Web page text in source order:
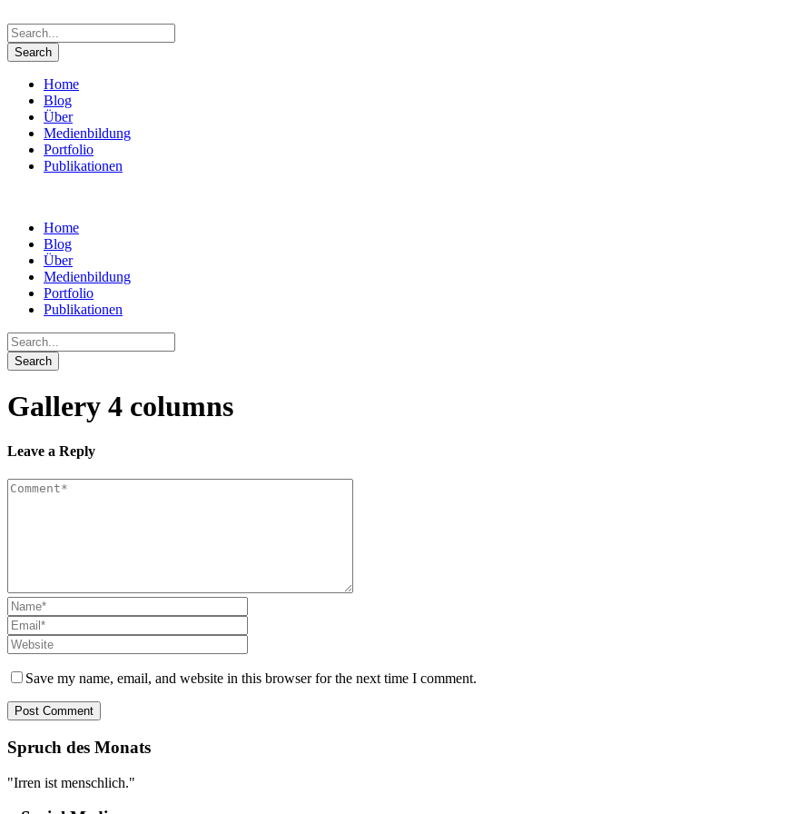
Home
Blog
Über
Medienbildung
Portfolio
Publikationen
Home
Blog
Über
Medienbildung
Portfolio
Publikationen
Gallery 4 columns
Leave a Reply
Save my name, email, and website in this browser for the next time I comment.
Spruch des Monats
"Irren ist menschlich."